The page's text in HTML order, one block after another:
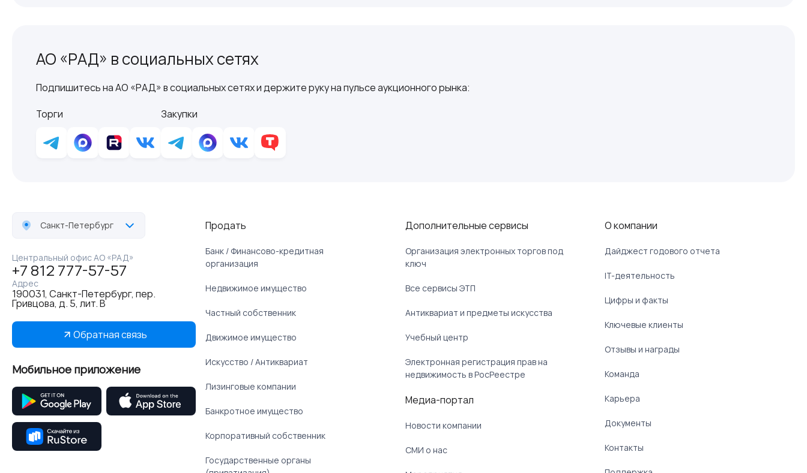
АО «РАД» в социальных сетях
Подпишитесь на АО «РАД» в социальных сетях и держите руку на пульсе аукционного рынка:
Торги
Закупки
Санкт-Петербург
Центральный офис АО «РАД»
+7 812 777-57-57
Адрес
190031, Санкт-Петербург, пер.
Гривцова, д. 5, лит. В
Обратная связь
Мобильное приложение
Продать
Банк / Финансово-кредитная
организация
Недвижимое имущество
Частный собственник
Движимое имущество
Искусство / Антиквариат
Лизинговые компании
Банкротное имущество
Корпоративный собственник
Государственные органы
Дополнительные сервисы
Организация электронных торгов под
ключ
Все сервисы ЭТП
Антиквариат и предметы искусства
Учебный центр
Электронная регистрация прав на
недвижимость в РосРеестре
Медиа-портал
Новости компании
СМИ о нас
О компании
Дайджест годового отчета
IT-деятельность
Цифры и факты
Ключевые клиенты
Отзывы и награды
Команда
Карьера
Документы
Контакты